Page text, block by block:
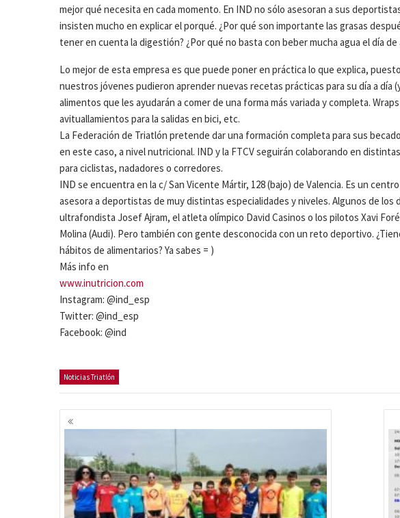
mejor qué necesita en cada momento. En IND no sólo asesoran a sus
insisten mucho en explicar el porqué. ¿Por qué son importante las grasas
tener en cuenta la digestión? ¿Por qué no basta con beber mucha agua el día
Lo mejor de esta empresa es que puede poner en práctica lo que explica,
nuestros jóvenes pudieron aprender nuevas recetas prácticas para su día a día
alimentos que les ayudarán a comer de una forma más variada y completa.
avituallamientos para la salidas en bici, etc.
La Federación de Triatlón pretende dar una formación completa para sus
en este caso, a nivel nutricional. IND y la FTCV seguirán colaborando en
para ciclistas, nadadores o corredores.
IND se encuentra en la c/ San Vicente Mártir, 128 (bajo) de Valencia. Es un
asesora a deportistas de muy distintas especialidades y niveles. Algunos de
ultrafondista Josef Ajram, el atleta olímpico David Casinos o los pilotos Xavi
Molina (Audi). Pero también con gente desconocida con un reto deportivo.
hábitos de alimentarios? Ya sabes = )
Más info en
www.inutricion.com
Instagram: @ind_esp
Twitter: @ind_esp
Facebook: @ind
Noticias Triatlón
Navegación
de
entradas